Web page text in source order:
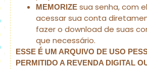
MEMORIZE sua senha, com
acessar sua conta
fazer o download de suas
que necessário.
ESSE É UM ARQUIVO DE USO
PERMITIDO A REVENDA DIGITAL